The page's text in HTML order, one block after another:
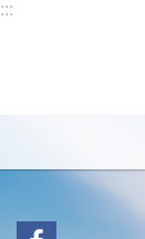
跳到主要內容區塊
:::